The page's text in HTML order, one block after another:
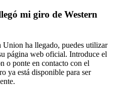
mi giro de Western
ha llegado, puedes utilizar
página web oficial. Introduce el
o ponte en contacto con el
ya está disponible para ser